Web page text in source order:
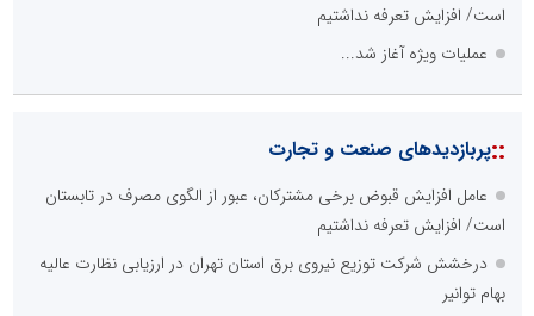
است/ افزایش تعرفه نداشتیم
عملیات ویژه آغاز شد...
::پربازدیدهای صنعت و تجارت
عامل افزایش قبوض برخی مشترکان، عبور از الگوی مصرف در تابستان
است/ افزایش تعرفه نداشتیم
درخشش شرکت توزیع نیروی برق استان تهران در ارزیابی نظارت عالیه
بهام توانیر